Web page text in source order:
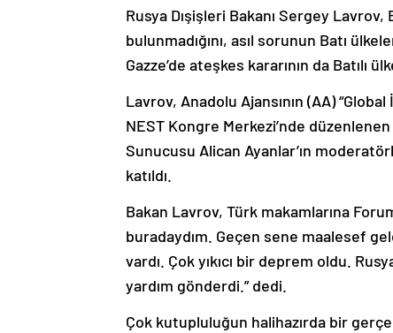
Rusya Dışişleri Bakanı Sergey
bulunmadığını, asıl sorunun Batı
Gazze’de ateşkes kararının da Batılı
Lavrov, Anadolu Ajansının (AA)
NEST Kongre Merkezi’nde
Sunucusu Alican Ayanlar’ın
katıldı.
Bakan Lavrov, Türk makamlarına
buradaydım. Geçen sene maalesef
vardı. Çok yıkıcı bir deprem oldu.
yardım gönderdi.” dedi.
Çok kutupluluğun halihazırda bir